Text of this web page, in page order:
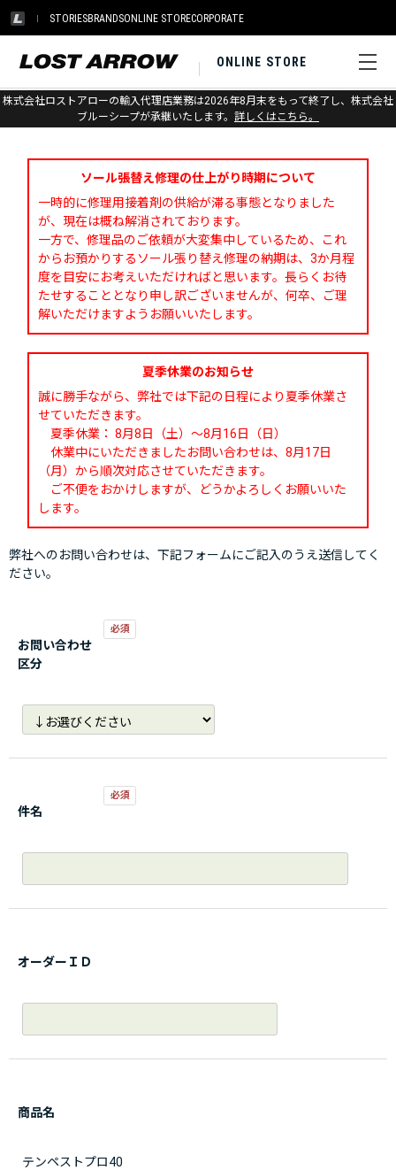
STORIESBRANDSONLINE STORECORPORATE
ONLINE STORE
株式会社ロストアローの輸入代理店業務は2026年8月末をもって終了し、株式会社
ブルーシープが承継いたします。 詳しくはこちら。
お問い合わせ
ソール張替え修理の仕上がり時期について
一時的に修理用接着剤の供給が滞る事態となりました
が、現在は概ね解消されております。
一方で、修理品のご依頼が大変集中しているため、これ
からお預かりするソール張り替え修理の納期は、3か月程
度を目安にお考えいただければと思います。長らくお待
たせすることとなり申し訳ございませんが、何卒、ご理
解いただけますようお願いいたします。
夏季休業のお知らせ
誠に勝手ながら、弊社では下記の日程により夏季休業さ
せていただきます。
夏季休業： 8月8日（土）～8月16日（日）
休業中にいただきましたお問い合わせは、8月17日
（月）から順次対応させていただきます。
ご不便をおかけしますが、どうかよろしくお願いいた
します。
弊社へのお問い合わせは、下記フォームにご記入のうえ送信してく
ださい。
お問い合わせ
区分
件名
オーダーＩＤ
商品名
テンペストプロ40